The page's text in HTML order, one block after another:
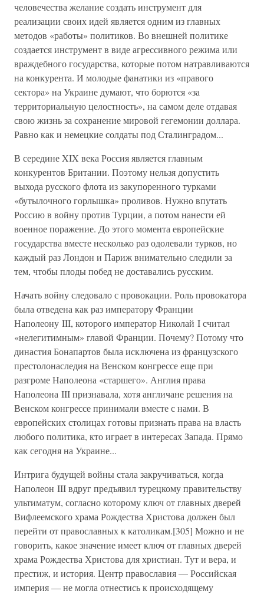
человечества желание создать инструмент для
реализации своих идей является одним из главных
методов «работы» политиков. Во внешней политике
создается инструмент в виде агрессивного режима или
враждебного государства, которые потом натравливаются
на конкурента. И молодые фанатики из «правого
сектора» на Украине думают, что борются «за
территориальную целостность», на самом деле отдавая
свою жизнь за сохранение мировой гегемонии доллара.
Равно как и немецкие солдаты под Сталинградом...
В середине XIX века Россия является главным
конкурентов Британии. Поэтому нельзя допустить
выхода русского флота из закупоренного турками
«бутылочного горлышка» проливов. Нужно впутать
Россию в войну против Турции, а потом нанести ей
военное поражение. До этого момента европейские
государства вместе несколько раз одолевали турков, но
каждый раз Лондон и Париж внимательно следили за
тем, чтобы плоды побед не доставались русским.
Начать войну следовало с провокации. Роль провокатора
была отведена как раз императору Франции
Наполеону III, которого император Николай I считал
«нелегитимным» главой Франции. Почему? Потому что
династия Бонапартов была исключена из французского
престолонаследия на Венском конгрессе еще при
разгроме Наполеона «старшего». Англия права
Наполеона III признавала, хотя англичане решения на
Венском конгрессе принимали вместе с нами. В
европейских столицах готовы признать права на власть
любого политика, кто играет в интересах Запада. Прямо
как сегодня на Украине...
Интрига будущей войны стала закручиваться, когда
Наполеон III вдруг предъявил турецкому правительству
ультиматум, согласно которому ключ от главных дверей
Вифлеемского храма Рождества Христова должен был
перейти от православных к католикам.[305] Можно и не
говорить, какое значение имеет ключ от главных дверей
храма Рождества Христова для христиан. Тут и вера, и
престиж, и история. Центр православия — Российская
империя — не могла отнестись к происходящему